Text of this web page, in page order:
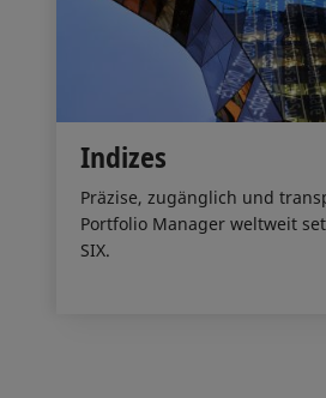
Indizes
Präzise, zugänglich und
Portfolio Manager weltweit
SIX.